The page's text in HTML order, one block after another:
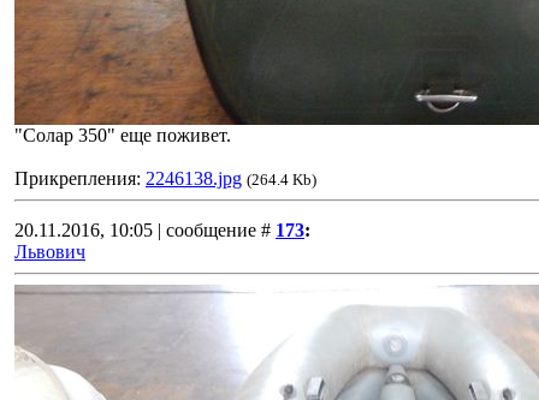
"Солар 350" еще поживет.
Прикрепления: 2246138.jpg (264.4 Kb)
20.11.2016, 10:05 | сообщение # 173:
Львович